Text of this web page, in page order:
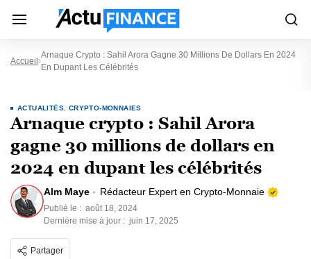
Accueil
Arnaque Crypto : Sahil Arora Gagne 30 Millions De Dollars En 2024
En Dupant Les Célébrités
ACTUALITÉS CRYPTO-MONNAIES
Arnaque crypto : Sahil Arora
gagne 30 millions de dollars en
2024 en dupant les célébrités
Alm Maye Rédacteur Expert en Crypto-Monnaie
Publié le : août 18, 2024
Dernière mise à jour : juin 17, 2025
Partager